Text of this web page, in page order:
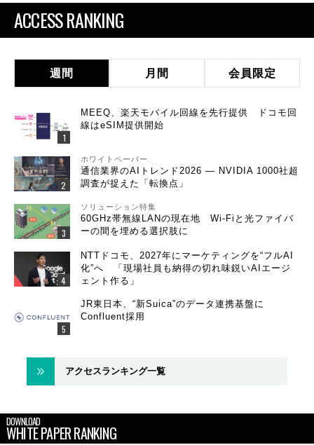
ACCESS RANKING
週間 月間 会員限定
MEEQ、楽天モバイル回線を先行提供 ドコモ回
線はeSIM提供開始
ホワイトペーパー
通信業界のAIトレンド2026 ― NVIDIA 1000社超
調査が捉えた「転換点」
ソリューション特集
60GHz帯無線LANの現在地 Wi-Fiと光ファイバ
ーの間を埋める選択肢に
NTTドコモ、2027年にマーケティングを“フルAI
化”へ 「現場社員も納得の切れ味鋭いAIエージ
ェント作る」
JR東日本、“新Suica”のデータ連携基盤に
Confluent採用
アクセスランキング一覧
DOWNLOAD
WHITE PAPER RANKING